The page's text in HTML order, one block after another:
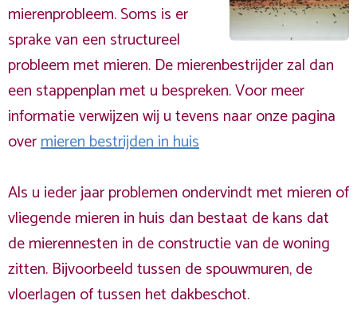
mierenprobleem. Soms is er
sprake van een structureel
probleem met mieren. De mierenbestrijder zal dan
een stappenplan met u bespreken. Voor meer
informatie verwijzen wij u tevens naar onze pagina
overmieren bestrijden in huis
Als u ieder jaar problemen ondervindt met mieren of
vliegende mieren in huis dan bestaat de kans dat
de mierennesten in de constructie van de woning
zitten. Bijvoorbeeld tussen de spouwmuren, de
vloerlagen of tussen het dakbeschot.